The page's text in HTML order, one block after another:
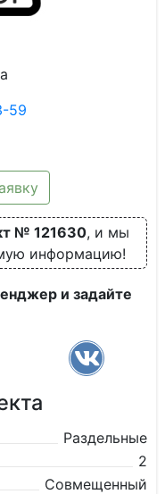
59
№ 121630, и мы
информацию!
и задайте
Раздельные
2
Совмещенный